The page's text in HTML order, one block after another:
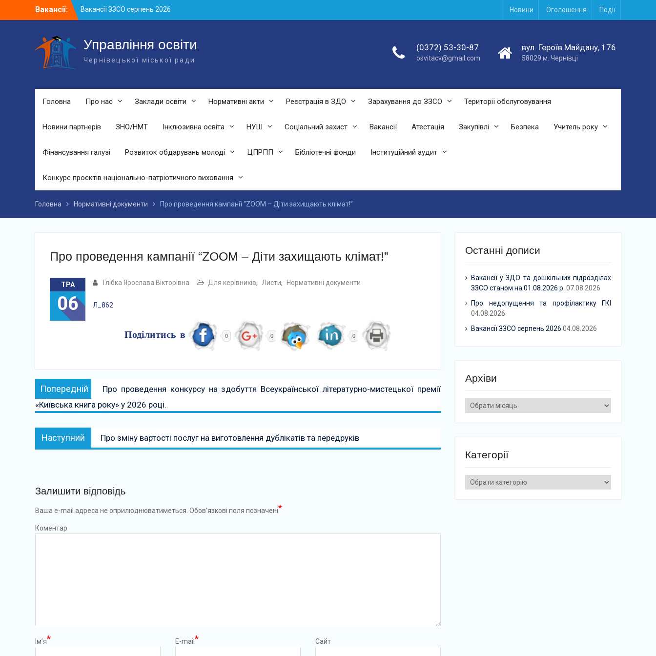
Вакансії:
Вакансії ЗЗСО серпень 2026
Вакансії ЗЗСО червень 2026
підрозділах ЗЗСО станом на 01.08.2026
р.
Новини Оголошення Події
Управління освіти
Чернівецької міської ради
(0372) 53-30-87
osvitacv@gmail.com
вул. Героїв Майдану, 176
58029 м. Чернівці
Головна Про нас Заклади освіти Нормативні акти Реєстрація в ЗДО Зарахування до ЗЗСО Території обслуговування
Новини партнерів ЗНО/НМТ Інклюзивна освіта НУШ Соціальний захист Вакансії Атестація Закупівлі Безпека Учитель року
Фінансування галузі Розвиток обдарувань молоді ЦПРПП Бібліотечні фонди Інституційний аудит
Конкурс проєктів національно-патріотичного виховання
Головна Нормативні документи Про проведення кампанії “ZOOM – Діти захищають клімат!”
Про проведення кампанії “ZOOM – Діти захищають клімат!”
ТРА
06
Глібка Ярослава Вікторівна Для керівників, Листи, Нормативні документи
Л_862
Поділитись в 0 0 0
Навігація
записів
Попередній Попередній:
Про проведення конкурсу на здобуття Всеукраїнської літературно-мистецької премії
«Київська книга року» у 2026 році.
Наступний Наступний:
Про зміну вартості послуг на виготовлення дублікатів та передруків
Залишити відповідь
Ваша e-mail адреса не оприлюднюватиметься. Обов’язкові поля позначені*
Коментар
Ім’я* E-mail * Сайт
Останні дописи
Вакансії у ЗДО та дошкільних підрозділах
ЗЗСО станом на 01.08.2026 р. 07.08.2026
Про недопущення та профілактику ГКІ
04.08.2026
Вакансії ЗЗСО серпень 2026 04.08.2026
Архіви
Архіви
Категорії
Категорії